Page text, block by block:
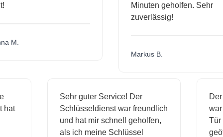
M.
Minuten geholfen. Sehr
zuverlässig!
Markus B.
hat
Sehr guter Service! Der
Schlüsseldienst war freundlich
und hat mir schnell geholfen,
als ich meine Schlüssel